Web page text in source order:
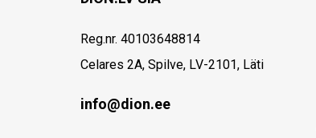
Reg.nr. 40103648814
Celares 2A, Spilve, LV-2101, Läti
info@dion.ee